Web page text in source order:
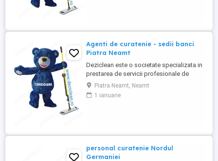
Agenti de curatenie - sedii banci
Piatra Neamt
Deziclean este o societate specializata in
prestarea de servicii profesionale de
curatenie. Compania noastra asigura
servicii de curatenie in aproape toate
orasele mari din Romania. Suntem in
Piatra Neamt, Neamt
1 ianuarie
personal curatenie Nordul
Germaniei